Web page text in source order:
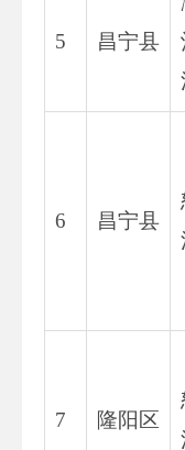
5 昌宁县
6 昌宁县
7 隆阳区